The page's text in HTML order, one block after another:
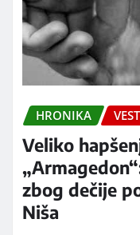
HRONIKA
Veliko
zbog dečije
Niša